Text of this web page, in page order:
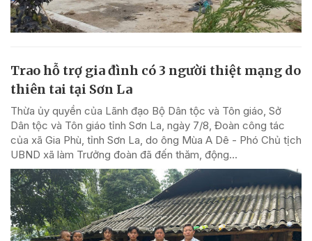
Trao hỗ trợ gia đình có 3 người thiệt mạng do
thiên tai tại Sơn La
Thừa ủy quyền của Lãnh đạo Bộ Dân tộc và Tôn giáo, Sở
Dân tộc và Tôn giáo tỉnh Sơn La, ngày 7/8, Đoàn công tác
của xã Gia Phù, tỉnh Sơn La, do ông Mùa A Dê - Phó Chủ tịch
UBND xã làm Trưởng đoàn đã đến thăm, động...